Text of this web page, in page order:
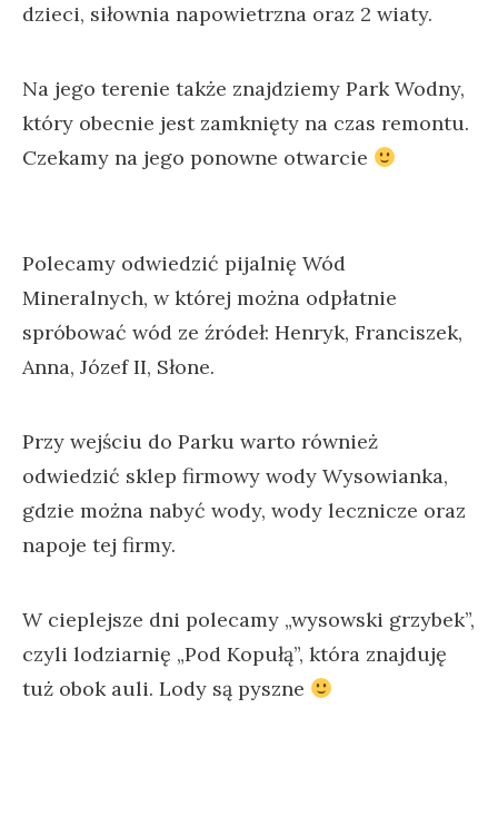
dzieci, siłownia napowietrzna oraz 2 wiaty.
Na jego terenie także znajdziemy Park Wodny,
który obecnie jest zamknięty na czas remontu.
Czekamy na jego ponowne otwarcie
Polecamy odwiedzić pijalnię Wód
Mineralnych, w której można odpłatnie
spróbować wód ze źródeł: Henryk, Franciszek,
Anna, Józef II, Słone.
Przy wejściu do Parku warto również
odwiedzić sklep firmowy wody Wysowianka,
gdzie można nabyć wody, wody lecznicze oraz
napoje tej firmy.
W cieplejsze dni polecamy „wysowski grzybek”,
czyli lodziarnię „Pod Kopułą”, która znajduję
tuż obok auli. Lody są pyszne